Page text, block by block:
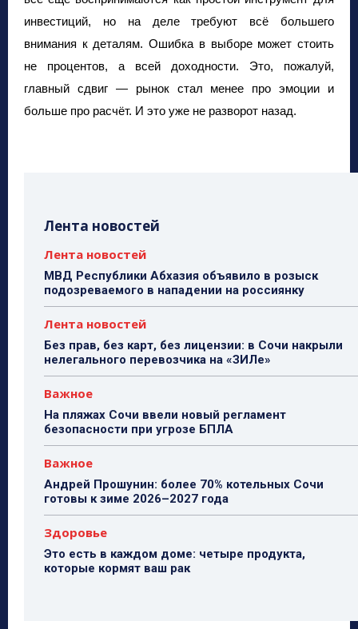
инвестиций, но на деле требуют всё большего
внимания к деталям. Ошибка в выборе может стоить
не процентов, а всей доходности. Это, пожалуй,
главный сдвиг — рынок стал менее про эмоции и
больше про расчёт. И это уже не разворот назад.
Лента новостей
Лента новостей
МВД Республики Абхазия объявило в розыск
подозреваемого в нападении на россиянку
Лента новостей
Без прав, без карт, без лицензии: в Сочи накрыли
нелегального перевозчика на «ЗИЛе»
Важное
На пляжах Сочи ввели новый регламент
безопасности при угрозе БПЛА
Важное
Андрей Прошунин: более 70% котельных Сочи
готовы к зиме 2026–2027 года
Здоровье
Это есть в каждом доме: четыре продукта,
которые кормят ваш рак